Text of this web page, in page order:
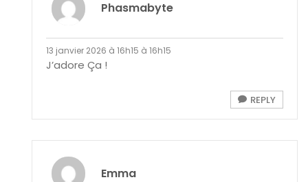
Phasmabyte
13 janvier 2026 à 16h15 à 16h15
J’adore Ça !
REPLY
Emma